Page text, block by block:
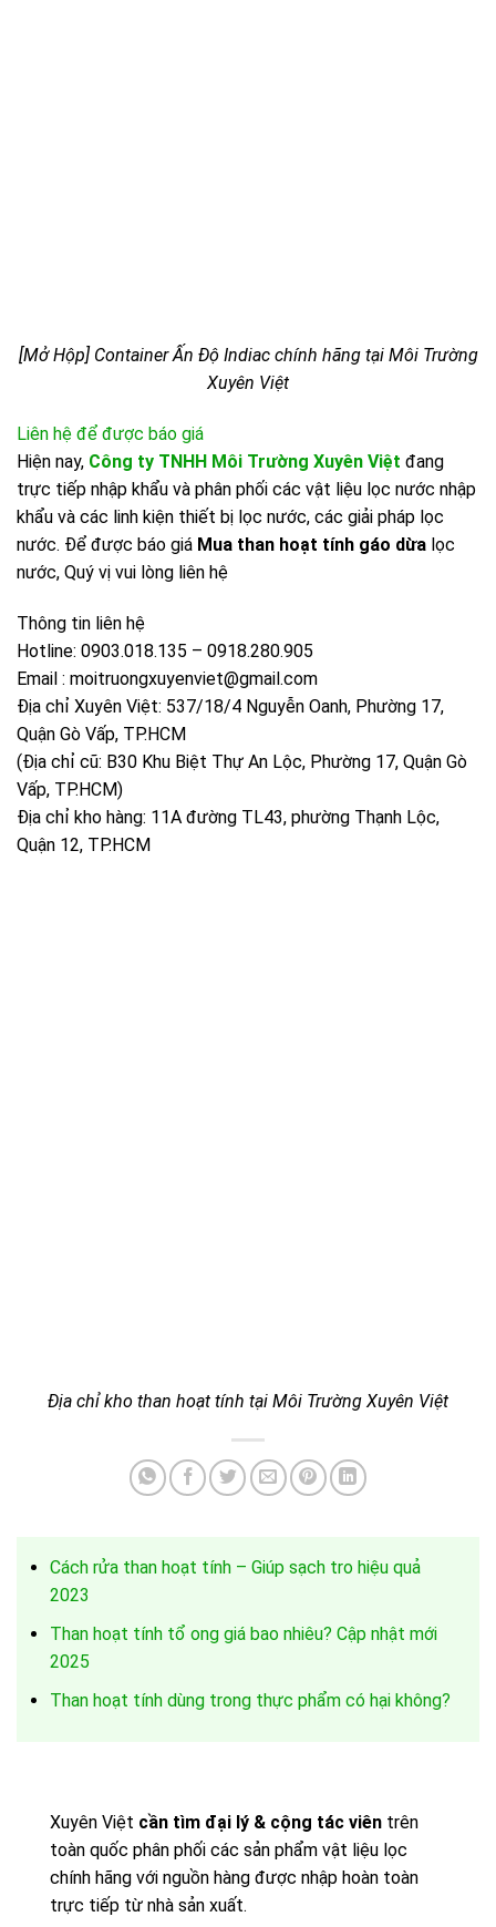
[Mở Hộp] Container Ấn Độ Indiac chính hãng tại Môi Trường
Xuyên Việt
Liên hệ để được báo giá
Hiện nay, Công ty TNHH Môi Trường Xuyên Việt đang
trực tiếp nhập khẩu và phân phối các vật liệu lọc nước nhập
khẩu và các linh kiện thiết bị lọc nước, các giải pháp lọc
nước. Để được báo giá Mua than hoạt tính gáo dừa lọc
nước, Quý vị vui lòng liên hệ
Thông tin liên hệ
Hotline: 0903.018.135 – 0918.280.905
Email : moitruongxuyenviet@gmail.com
Địa chỉ Xuyên Việt: 537/18/4 Nguyễn Oanh, Phường 17,
Quận Gò Vấp, TP.HCM
(Địa chỉ cũ: B30 Khu Biệt Thự An Lộc, Phường 17, Quận Gò
Vấp, TP.HCM)
Địa chỉ kho hàng: 11A đường TL43, phường Thạnh Lộc,
Quận 12, TP.HCM
Địa chỉ kho than hoạt tính tại Môi Trường Xuyên Việt
Cách rửa than hoạt tính – Giúp sạch tro hiệu quả
2023
Than hoạt tính tổ ong giá bao nhiêu? Cập nhật mới
2025
Than hoạt tính dùng trong thực phẩm có hại không?
Xuyên Việt cần tìm đại lý & cộng tác viên trên
toàn quốc phân phối các sản phẩm vật liệu lọc
chính hãng với nguồn hàng được nhập hoàn toàn
trực tiếp từ nhà sản xuất.